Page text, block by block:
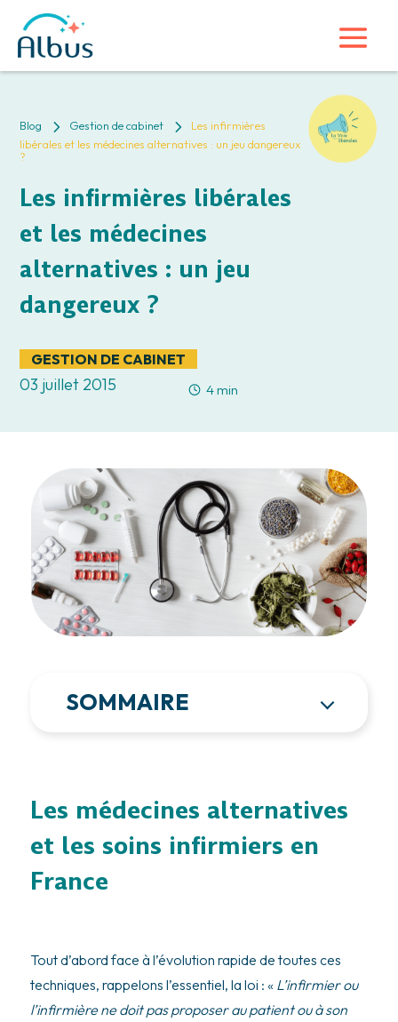
Blog 5 Gestion de cabinet 5
Les infirmières
libérales et les médecines alternatives : un jeu dangereux
?
Les infirmières libérales
et les médecines
alternatives : un jeu
dangereux ?
GESTION DE CABINET
03 juillet 2015 4 min
SOMMAIRE
Les médecines alternatives
et les soins infirmiers en
France
Tout d’abord face à l’évolution rapide de toutes ces
techniques, rappelons l’essentiel, la loi : « L’infirmier ou
l’infirmière ne doit pas proposer au patient ou à son